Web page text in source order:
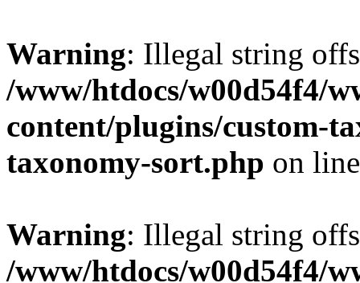
Warning: Illegal string
/www/htdocs/w00d54f4/
content/plugins/custom-
taxonomy-sort.php on
Warning: Illegal string
/www/htdocs/w00d54f4/